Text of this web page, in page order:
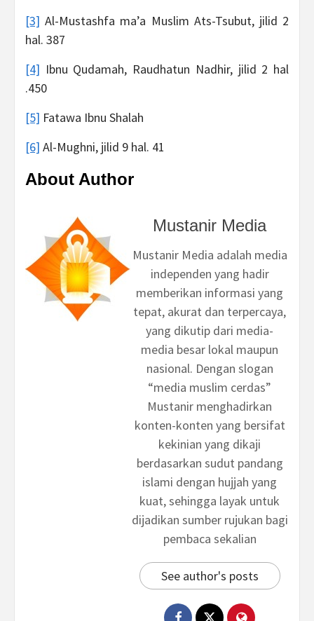
[3] Al-Mustashfa ma’a Muslim Ats-Tsubut, jilid 2
hal. 387
[4] Ibnu Qudamah, Raudhatun Nadhir, jilid 2 hal
.450
[5] Fatawa Ibnu Shalah
[6] Al-Mughni, jilid 9 hal. 41
About Author
Mustanir Media
Mustanir Media adalah media
independen yang hadir
memberikan informasi yang
tepat, akurat dan terpercaya,
yang dikutip dari media-
media besar lokal maupun
nasional. Dengan slogan
“media muslim cerdas”
Mustanir menghadirkan
konten-konten yang bersifat
kekinian yang dikaji
berdasarkan sudut pandang
islami dengan hujjah yang
kuat, sehingga layak untuk
dijadikan sumber rujukan bagi
pembaca sekalian
See author's posts